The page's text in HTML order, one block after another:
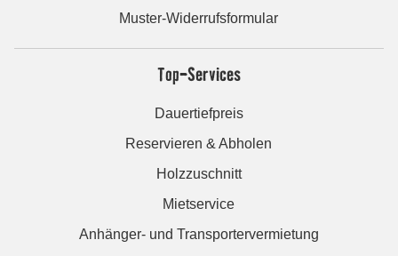
Muster-Widerrufsformular
Top-Services
Dauertiefpreis
Reservieren & Abholen
Holzzuschnitt
Mietservice
Anhänger- und Transportervermietung